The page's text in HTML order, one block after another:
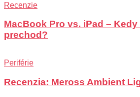
Recenzie
MacBook Pro vs. iPad –
prechod?
Periférie
Recenzia: Meross Ambient